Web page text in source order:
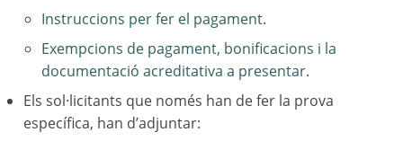
Instruccions per fer el pagament.
Exempcions de pagament, bonificacions i la
documentació acreditativa a presentar.
Els sol·licitants que només han de fer la prova
específica, han d’adjuntar: